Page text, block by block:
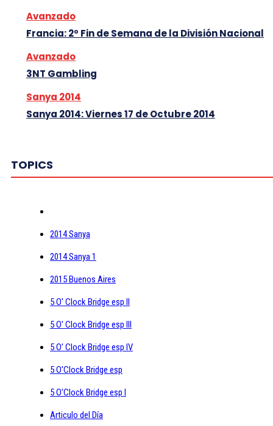
Avanzado
Francia: 2º Fin de Semana de la División Nacional
Avanzado
3NT Gambling
Sanya 2014
Sanya 2014: Viernes 17 de Octubre 2014
TOPICS
2014 Sanya
2014 Sanya 1
2015 Buenos Aires
5 O' Clock Bridge esp II
5 O' Clock Bridge esp III
5 O' Clock Bridge esp IV
5 O'Clock Bridge esp
5 O'Clock Bridge esp I
Articulo del Día